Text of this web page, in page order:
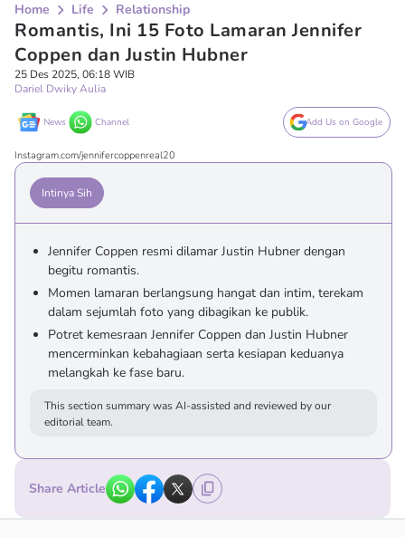
Home Life Relationship
Romantis, Ini 15 Foto Lamaran Jennifer
Coppen dan Justin Hubner
25 Des 2025, 06:18 WIB
Dariel Dwiky Aulia
News Channel Add Us on Google
Instagram.com/jennifercoppenreal20
Intinya Sih
Jennifer Coppen resmi dilamar Justin Hubner dengan
begitu romantis.
Momen lamaran berlangsung hangat dan intim, terekam
dalam sejumlah foto yang dibagikan ke publik.
Potret kemesraan Jennifer Coppen dan Justin Hubner
mencerminkan kebahagiaan serta kesiapan keduanya
melangkah ke fase baru.
This section summary was AI-assisted and reviewed by our
editorial team.
Share Article